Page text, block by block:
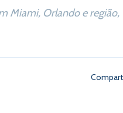
Miami, Orlando e